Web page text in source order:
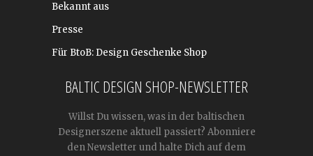
Bekannt aus
Presse
Für BtoB: Design Geschenke Shop
BALTIC DESIGN SHOP-NEWSLETTER
Willst Du wissen, was in der baltischen
Designerszene aktuell passiert? Abonniere
den Newsletter und halte Dich auf dem